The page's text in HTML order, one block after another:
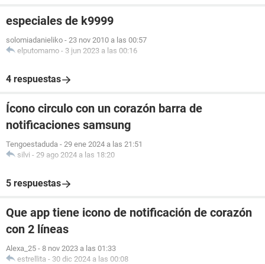
especiales de k9999
solomiadanieliko - 23 nov 2010 a las 00:57
elputomamo - 3 jun 2023 a las 00:16
4 respuestas
Ícono circulo con un corazón barra de
notificaciones samsung
Tengoestaduda - 29 ene 2024 a las 21:51
silvi - 29 ago 2024 a las 18:20
5 respuestas
Que app tiene icono de notificación de corazón
con 2 líneas
Alexa_25 - 8 nov 2023 a las 01:33
estrellita - 30 dic 2024 a las 00:08